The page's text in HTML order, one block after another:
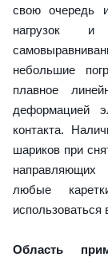
свою очередь
нагрузок и
небольшие
плавное
деформацией
контакта.
шариков при
направляющих
любые
использоваться
Область